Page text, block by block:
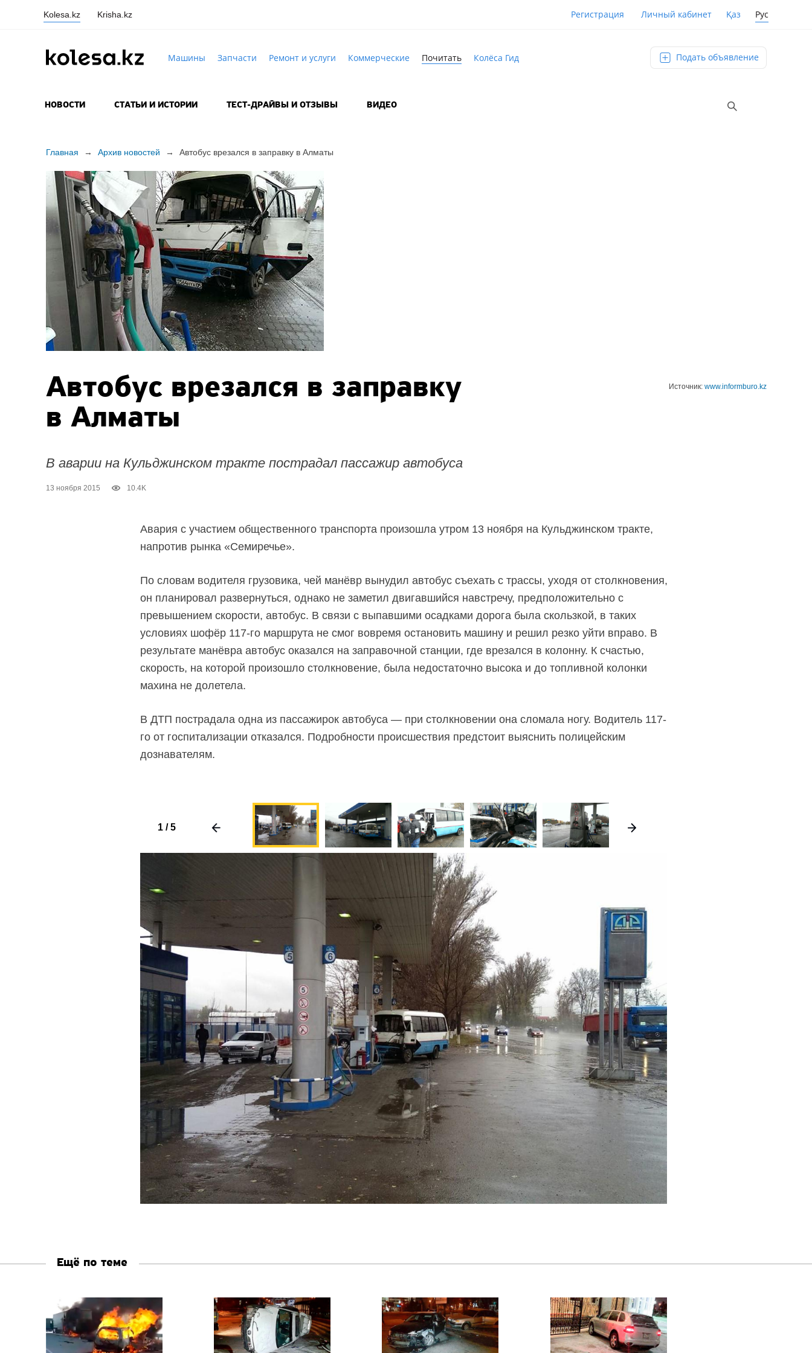
Kolesa.kz Krisha.kz Регистрация Личный кабинет Қаз Рус
Машины Запчасти Ремонт и услуги Коммерческие Почитать Колёса Гид Подать объявление
НОВОСТИ СТАТЬИ И ИСТОРИИ ТЕСТ-ДРАЙВЫ И ОТЗЫВЫ ВИДЕО
Главная → Архив новостей → Автобус врезался в заправку в Алматы
Автобус врезался в заправку
в Алматы
В аварии на Кульджинском тракте пострадал пассажир автобуса
13 ноября 2015 10.4K
Источник: www.informburo.kz
Авария с участием общественного транспорта произошла утром 13 ноября на Кульджинском тракте,
напротив рынка «Семиречье».
По словам водителя грузовика, чей манёвр вынудил автобус съехать с трассы, уходя от столкновения,
он планировал развернуться, однако не заметил двигавшийся навстречу, предположительно с
превышением скорости, автобус. В связи с выпавшими осадками дорога была скользкой, в таких
условиях шофёр 117-го маршрута не смог вовремя остановить машину и решил резко уйти вправо. В
результате манёвра автобус оказался на заправочной станции, где врезался в колонну. К счастью,
скорость, на которой произошло столкновение, была недостаточно высока и до топливной колонки
махина не долетела.
В ДТП пострадала одна из пассажирок автобуса — при столкновении она сломала ногу. Водитель 117-
го от госпитализации отказался. Подробности происшествия предстоит выяснить полицейским
дознавателям.
1/5
Ещё по теме